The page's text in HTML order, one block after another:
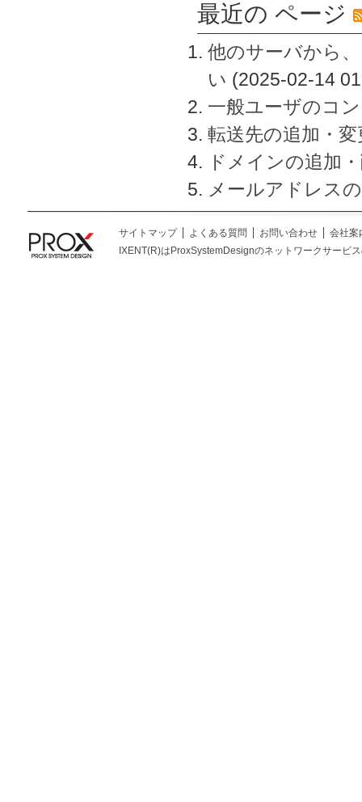
最近の ページ
他のサーバから
い (2025-02-14
一般ユーザのコ
転送先の追加・
ドメインの追加
メールアドレス
サイトマップ よくある質問 お問い合わせ
会社案
IXENT(R)はProxSystemDesignのネットワークサービ